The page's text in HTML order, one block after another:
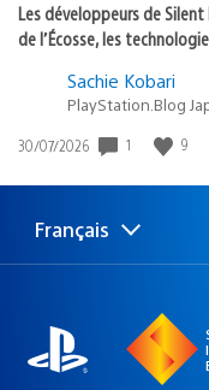
Les développeurs de
de l’Écosse, les
Sachie Kobari
PlayStation.Blog
Date
publication
30/07/2026 1 9
Choisir
Région
Français